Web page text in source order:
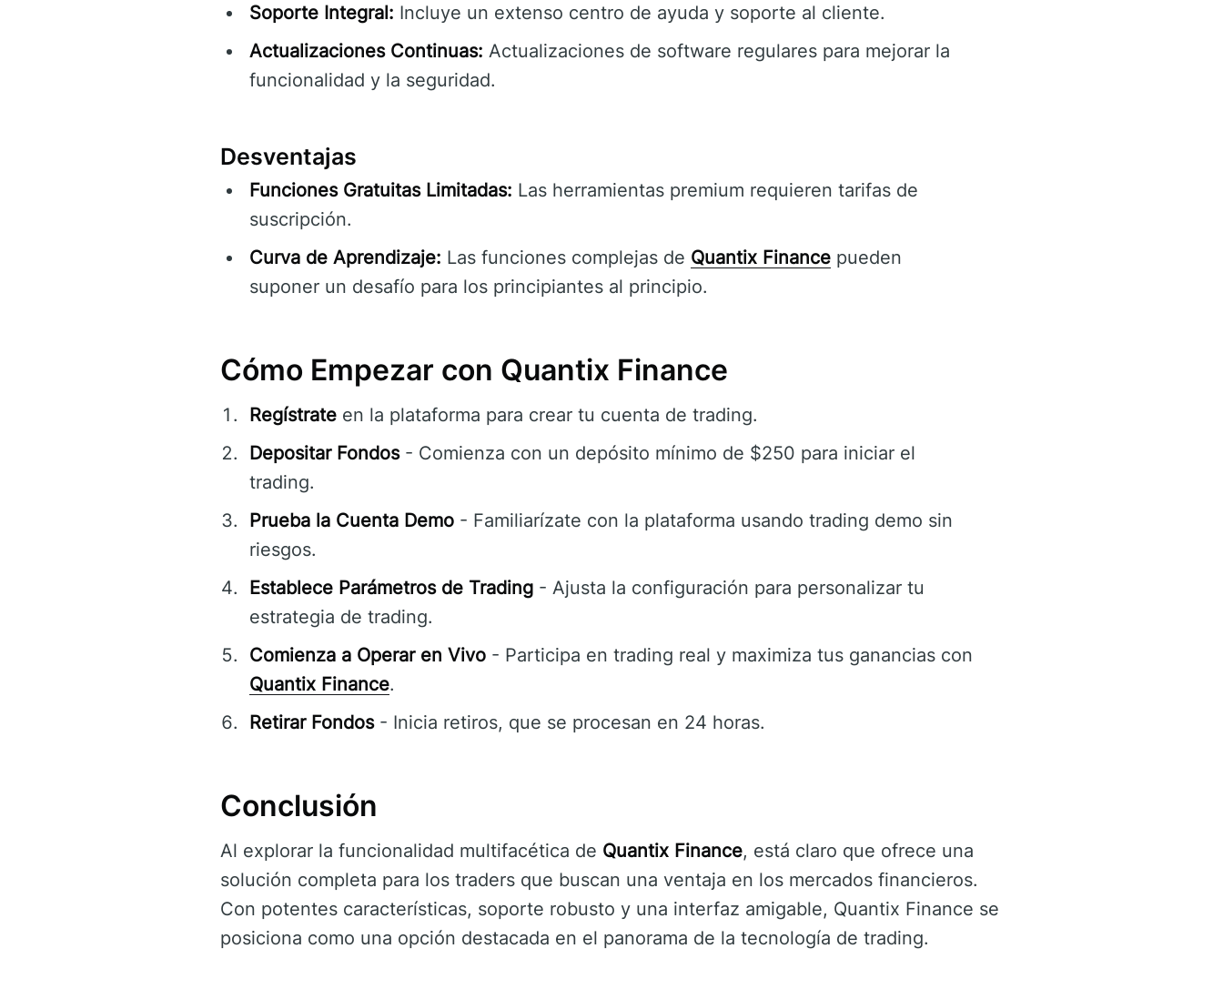
Soporte Integral: Incluye un extenso centro de ayuda y soporte al cliente.
Actualizaciones Continuas: Actualizaciones de software regulares para mejorar la
funcionalidad y la seguridad.
Desventajas
Funciones Gratuitas Limitadas: Las herramientas premium requieren tarifas de
suscripción.
Curva de Aprendizaje: Las funciones complejas de Quantix Finance pueden
suponer un desafío para los principiantes al principio.
Cómo Empezar con Quantix Finance
Regístrate en la plataforma para crear tu cuenta de trading.
Depositar Fondos- Comienza con un depósito mínimo de $250 para iniciar el
trading.
Prueba la Cuenta Demo - Familiarízate con la plataforma usando trading demo sin
riesgos.
Establece Parámetros de Trading - Ajusta la configuración para personalizar tu
estrategia de trading.
Comienza a Operar en Vivo - Participa en trading real y maximiza tus ganancias con
Quantix Finance.
Retirar Fondos- Inicia retiros, que se procesan en 24 horas.
Conclusión
Al explorar la funcionalidad multifacética de Quantix Finance, está claro que ofrece una
solución completa para los traders que buscan una ventaja en los mercados financieros.
Con potentes características, soporte robusto y una interfaz amigable, Quantix Finance se
posiciona como una opción destacada en el panorama de la tecnología de trading.